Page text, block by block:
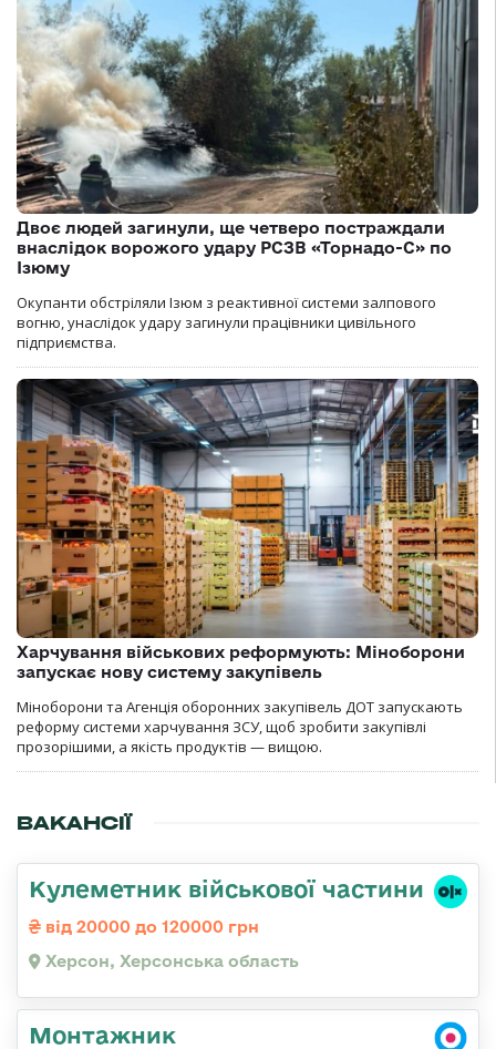
Двоє людей загинули, ще четверо постраждали
внаслідок ворожого удару РСЗВ «Торнадо-С» по
Ізюму
Окупанти обстріляли Ізюм з реактивної системи залпового
вогню, унаслідок удару загинули працівники цивільного
підприємства.
Харчування військових реформують: Міноборони
запускає нову систему закупівель
Міноборони та Агенція оборонних закупівель ДОТ запускають
реформу системи харчування ЗСУ, щоб зробити закупівлі
прозорішими, а якість продуктів — вищою.
ВАКАНСІЇ
Кулеметник військової частини
від 20000 до 120000 грн
Херсон, Херсонська область
Монтажник